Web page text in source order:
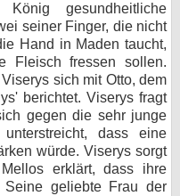
gesundheitliche
seiner Finger, die nicht
Hand in Maden taucht,
Fleisch fressen sollen.
sich mit Otto, dem
berichtet. Viserys fragt
gegen die sehr junge
dass eine
würde. Viserys sorgt
erklärt, dass ihre
geliebte Frau der